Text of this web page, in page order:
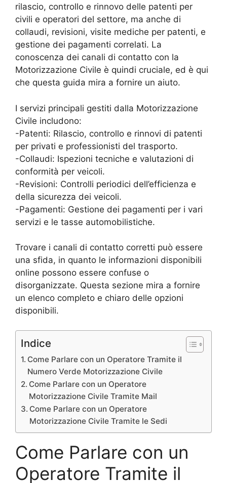
rilascio, controllo e rinnovo delle patenti per
civili e operatori del settore, ma anche di
collaudi, revisioni, visite mediche per patenti, e
gestione dei pagamenti correlati. La
conoscenza dei canali di contatto con la
Motorizzazione Civile è quindi cruciale, ed è qui
che questa guida mira a fornire un aiuto.
I servizi principali gestiti dalla Motorizzazione
Civile includono:
-Patenti: Rilascio, controllo e rinnovi di patenti
per privati e professionisti del trasporto.
-Collaudi: Ispezioni tecniche e valutazioni di
conformità per veicoli.
-Revisioni: Controlli periodici dell’efficienza e
della sicurezza dei veicoli.
-Pagamenti: Gestione dei pagamenti per i vari
servizi e le tasse automobilistiche.
Trovare i canali di contatto corretti può essere
una sfida, in quanto le informazioni disponibili
online possono essere confuse o
disorganizzate. Questa sezione mira a fornire
un elenco completo e chiaro delle opzioni
disponibili.
Indice
Come Parlare con un Operatore Tramite il
Numero Verde Motorizzazione Civile
Come Parlare con un Operatore
Motorizzazione Civile Tramite Mail
Come Parlare con un Operatore
Motorizzazione Civile Tramite le Sedi
Come Parlare con un
Operatore Tramite il